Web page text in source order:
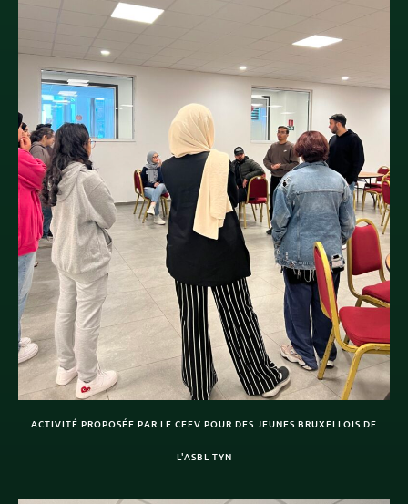
ACTIVITÉ PROPOSÉE PAR LE CEEV POUR DES JEUNES BRUXELLOIS DE
L'ASBL TYN